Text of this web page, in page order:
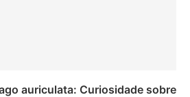
auriculata: Curiosidade sobre